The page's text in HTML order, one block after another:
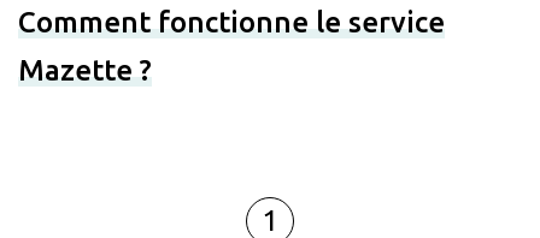
Comment fonctionne le service
Mazette ?
1